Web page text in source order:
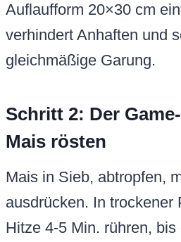
Auflaufform 20×30 cm
verhindert Anhaften und
gleichmäßige Garung.
Schritt 2: Der
Mais rösten
Mais in Sieb, abtropfen,
ausdrücken. In trockener
Hitze 4-5 Min. rühren, bis